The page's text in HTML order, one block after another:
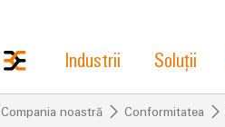
Industrii Soluții
Compania noastră Conformitatea